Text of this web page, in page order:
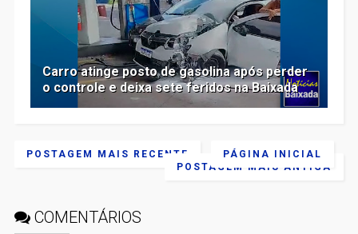
Carro atinge posto de gasolina após perder
o controle e deixa sete feridos na Baixada
POSTAGEM MAIS RECENTE
POSTAGEM MAIS ANTIGA
PÁGINA INICIAL
COMENTÁRIOS